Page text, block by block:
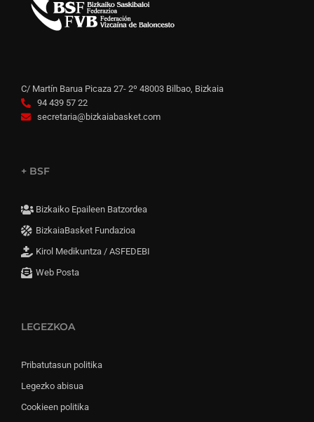
C/ Martín Barua Picaza 27- 2º 48003 Bilbao, Bizkaia
94 439 57 22
secretaria@bizkaiabasket.com
+ BSF
Bizkaiko Epaileen Batzordea
BizkaiaBasket Fundazioa
Kirol Medikuntza / ASFEDEBI
Web Posta
LEGEZKOA
Pribatutasun politika
Legezko abisua
Cookieen politika